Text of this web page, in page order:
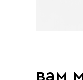
вам